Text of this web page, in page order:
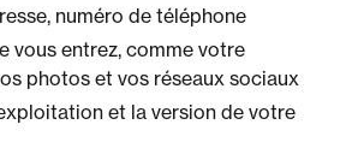
numéro de téléphone
vous entrez, comme votre
photos et vos réseaux sociaux
et la version de votre